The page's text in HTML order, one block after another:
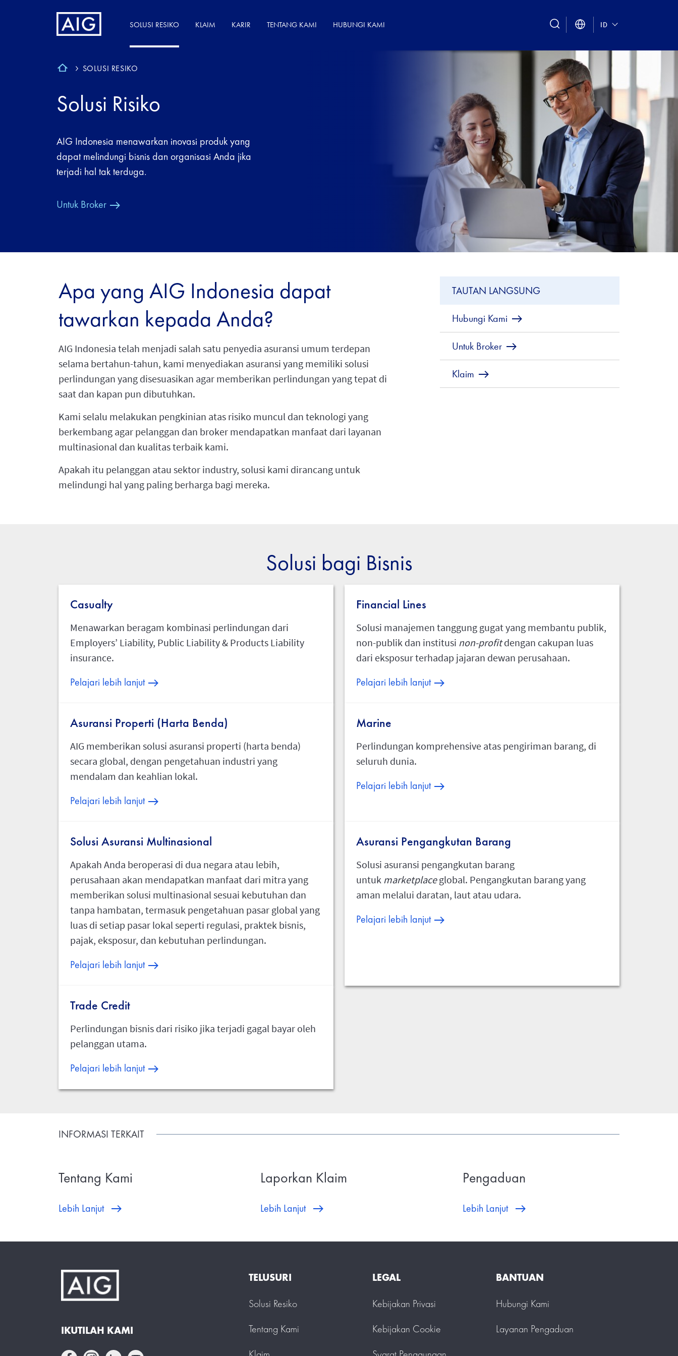
SOLUSI RESIKO KLAIM KARIR TENTANG KAMI HUBUNGI KAMI search ID
SOLUSI RESIKO
Solusi Risiko
AIG Indonesia menawarkan inovasi produk yang
dapat melindungi bisnis dan organisasi Anda jika
terjadi hal tak terduga.
Untuk Broker
Apa yang AIG Indonesia dapat
tawarkan kepada Anda?
AIG Indonesia telah menjadi salah satu penyedia asuransi umum terdepan
selama bertahun-tahun, kami menyediakan asuransi yang memiliki solusi
perlindungan yang disesuasikan agar memberikan perlindungan yang tepat di
saat dan kapan pun dibutuhkan.
Kami selalu melakukan pengkinian atas risiko muncul dan teknologi yang
berkembang agar pelanggan dan broker mendapatkan manfaat dari layanan
multinasional dan kualitas terbaik kami.
Apakah itu pelanggan atau sektor industry, solusi kami dirancang untuk
melindungi hal yang paling berharga bagi mereka.
TAUTAN LANGSUNG
Hubungi Kami
Untuk Broker
Klaim
Solusi bagi Bisnis
Casualty
Menawarkan beragam kombinasi perlindungan dari
Employers’ Liability, Public Liability & Products Liability
insurance.
Pelajari lebih lanjut
Financial Lines
Solusi manajemen tanggung gugat yang membantu publik,
non-publik dan institusi non-profitdengan cakupan luas
dari eksposur terhadap jajaran dewan perusahaan.
Pelajari lebih lanjut
Asuransi Properti (Harta Benda)
AIG memberikan solusi asuransi properti (harta benda)
secara global, dengan pengetahuan industri yang
mendalam dan keahlian lokal.
Pelajari lebih lanjut
Marine
Perlindungan komprehensive atas pengiriman barang, di
seluruh dunia.
Pelajari lebih lanjut
Solusi Asuransi Multinasional
Apakah Anda beroperasi di dua negara atau lebih,
perusahaan akan mendapatkan manfaat dari mitra yang
memberikan solusi multinasional sesuai kebutuhan dan
tanpa hambatan, termasuk pengetahuan pasar global yang
luas di setiap pasar lokal seperti regulasi, praktek bisnis,
pajak, eksposur, dan kebutuhan perlindungan.
Pelajari lebih lanjut
Asuransi Pengangkutan Barang
Solusi asuransi pengangkutan barang
untuk marketplaceglobal. Pengangkutan barang yang
aman melalui daratan, laut atau udara.
Pelajari lebih lanjut
Trade Credit
Perlindungan bisnis dari risiko jika terjadi gagal bayar oleh
pelanggan utama.
Pelajari lebih lanjut
INFORMASI TERKAIT
Tentang Kami
Lebih Lanjut
Laporkan Klaim
Lebih Lanjut
Pengaduan
Lebih Lanjut
IKUTILAH KAMI
TELUSURI
Solusi Resiko
Tentang Kami
LEGAL
Kebijakan Privasi
Kebijakan Cookie
BANTUAN
Hubungi Kami
Layanan Pengaduan